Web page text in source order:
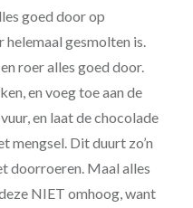
goed door op
gesmolten is.
roer alles goed door.
en voeg toe aan de
en laat de chocolade
mengsel. Dit duurt zo’n
doorroeren. Maal alles
NIET omhoog, want